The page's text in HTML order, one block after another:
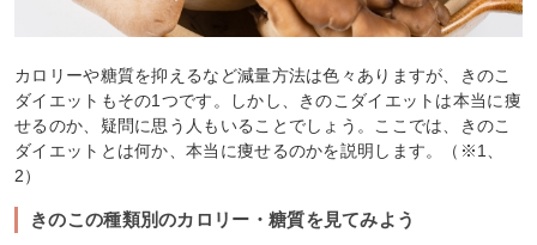
カロリーや糖質を抑えるなど減量方法は色々ありますが、きのこ
ダイエットもその1つです。しかし、きのこダイエットは本当に痩
せるのか、疑問に思う人もいることでしょう。ここでは、きのこ
ダイエットとは何か、本当に痩せるのかを説明します。（※1、
2）
きのこの種類別のカロリー・糖質を見てみよう